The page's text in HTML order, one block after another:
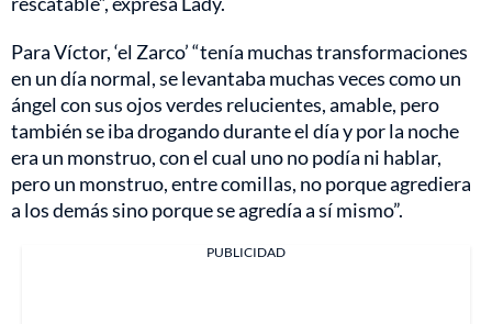
Para Víctor, ‘el Zarco’ “tenía muchas transformaciones
en un día normal, se levantaba muchas veces como un
ángel con sus ojos verdes relucientes, amable, pero
también se iba drogando durante el día y por la noche
era un monstruo, con el cual uno no podía ni hablar,
pero un monstruo, entre comillas, no porque agrediera
a los demás sino porque se agredía a sí mismo”.
PUBLICIDAD